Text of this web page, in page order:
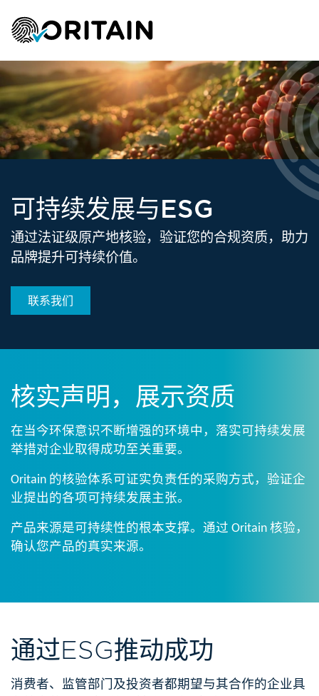
可持续发展与ESG
通过法证级原产地核验，验证您的合规资质，助力
品牌提升可持续价值。​
联系我们
核实声明，展示资质
在当今环保意识不断增强的环境中，落实可持续发展
举措对企业取得成功至关重要。​​
Oritain 的核验体系可证实负责任的采购方式，验证企
业提出的各项可持续发展主张。​​
产品来源是可持续性的根本支撑。通过 Oritain 核验，
确认您产品的真实来源。​
通过ESG推动成功
消费者、监管部门及投资者都期望与其合作的企业具